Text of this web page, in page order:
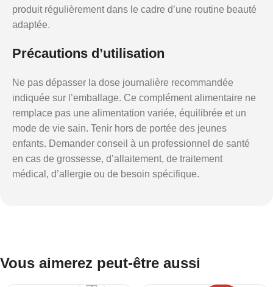
produit régulièrement dans le cadre d’une routine beauté
adaptée.
Précautions d’utilisation
Ne pas dépasser la dose journalière recommandée
indiquée sur l’emballage. Ce complément alimentaire ne
remplace pas une alimentation variée, équilibrée et un
mode de vie sain. Tenir hors de portée des jeunes
enfants. Demander conseil à un professionnel de santé
en cas de grossesse, d’allaitement, de traitement
médical, d’allergie ou de besoin spécifique.
Vous aimerez peut-être aussi